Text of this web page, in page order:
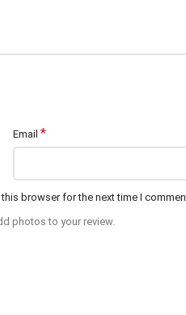
Email *
browser for the next time I
photos to your review.